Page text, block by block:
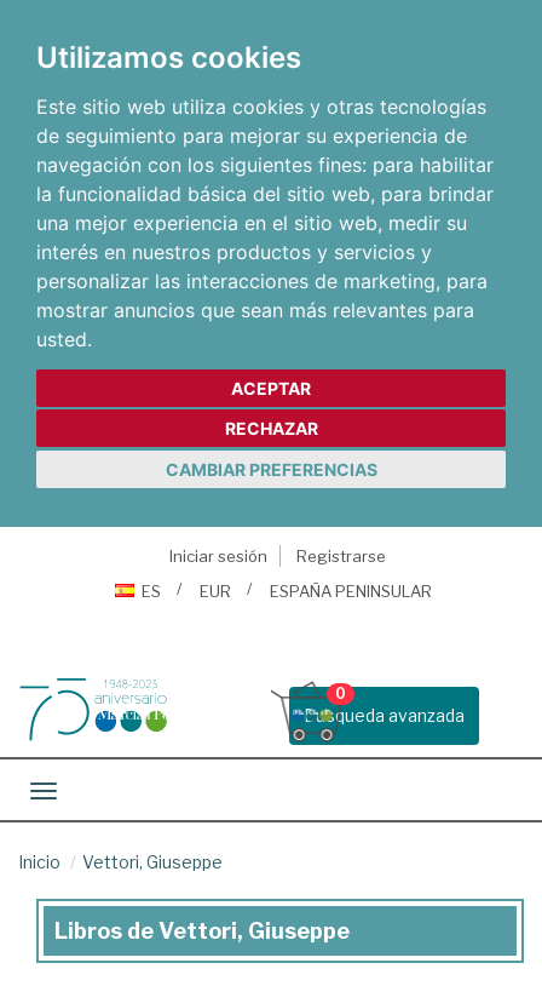
Utilizamos cookies
Este sitio web utiliza cookies y otras tecnologías
de seguimiento para mejorar su experiencia de
navegación con los siguientes fines: para habilitar
la funcionalidad básica del sitio web, para brindar
una mejor experiencia en el sitio web, medir su
interés en nuestros productos y servicios y
personalizar las interacciones de marketing, para
mostrar anuncios que sean más relevantes para
usted.
ACEPTAR
RECHAZAR
CAMBIAR PREFERENCIAS
Iniciar sesión
Registrarse
ES
EUR ESPAÑA PENINSULAR
Busqueda avanzada
0
Toggle navigation
Inicio Vettori, Giuseppe
Libros
Libros de Vettori, Giuseppe